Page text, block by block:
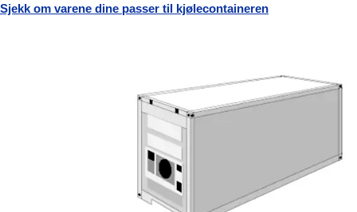
Sjekk om varene dine passer til kjølecontaineren